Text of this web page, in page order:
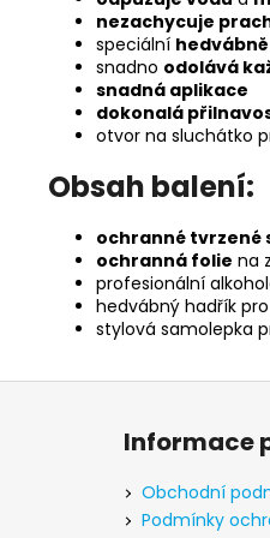
nezachycuje
speciální
snadno odolává
snadná aplikace
dokonalá
otvor na sluchátko
Obsah balení:
ochranné tvrzené
ochranná folie na
profesionální
hedvábný hadřík pro
stylová samolepka
Informace
Obchodní
Podmínky